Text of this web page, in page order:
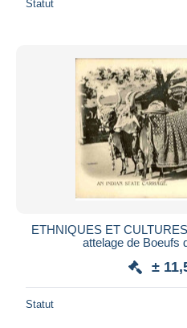
Statut
ETHNIQUES ET
attelage de Boeufs
±
Statut